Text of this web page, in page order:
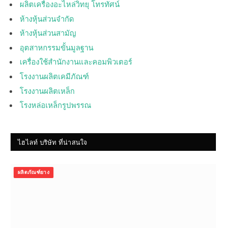
ผลิตเครื่องอะไหล่วิทยุ โทรทัศน์
ห้างหุ้นส่วนจำกัด
ห้างหุ้นส่วนสามัญ
อุตสาหกรรมขั้นมูลฐาน
เครื่องใช้สำนักงานและคอมพิวเตอร์
โรงงานผลิตเคมีภัณฑ์
โรงงานผลิตเหล็ก
โรงหล่อเหล็กรูปพรรณ
ไฮไลท์ บริษัท ที่น่าสนใจ
ผลิตภัณฑ์ยาง